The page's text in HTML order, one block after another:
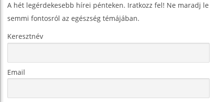
A hét legérdekesebb hírei pénteken. Iratkozz fel! Ne maradj le
semmi fontosról az egészség témájában.
Keresztnév
Email